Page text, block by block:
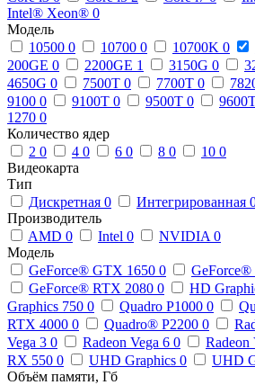
Intel® Xeon® 0
Модель
10500 0 10700 0 10700K 0
200GE 0 2200GE 1 3150G 0
4650G 0 7500T 0 7700T 0
9100 0 9100T 0 9500T 0
1270 0
Количество ядер
2 0 4 0 6 0 8 0 10 0
Видеокарта
Тип
Дискретная 0 Интегрированная
Производитель
AMD 0 Intel 0 NVIDIA 0
Модель
GeForce® GTX 1650 0
GeForce® RTX 2080 0 HD
Graphics 750 0 Quadro P1000 0
RTX 4000 0 Quadro® P2200 0
Vega 3 0 Radeon Vega 6 0 Radeon
RX 550 0 UHD Graphics 0 UHD
Объём памяти, Гб